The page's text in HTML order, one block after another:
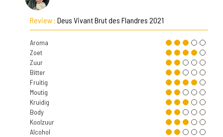
Review : Deus Vivant Brut des Flandres 2021
Aroma
Zoet
Zuur
Bitter
Fruitig
Moutig
Kruidig
Body
Koolzuur
Alcohol